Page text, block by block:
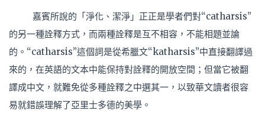
嘉賓所說的「淨化、潔淨」正正是學者們對“catharsis”
的另一種詮釋方式，而兩種詮釋是互不相容，不能相題並論
的。“catharsis”這個詞是從希臘文“katharsis”中直接翻譯過
來的，在英語的文本中能保持對詮釋的開放空間；但當它被翻
譯成中文，就難免從多種詮釋之中選其一，以致華文讀者很容
易就錯誤理解了亞里士多德的美學。